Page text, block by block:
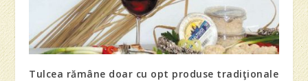
Tulcea rămâne doar cu opt produse tradiţionale